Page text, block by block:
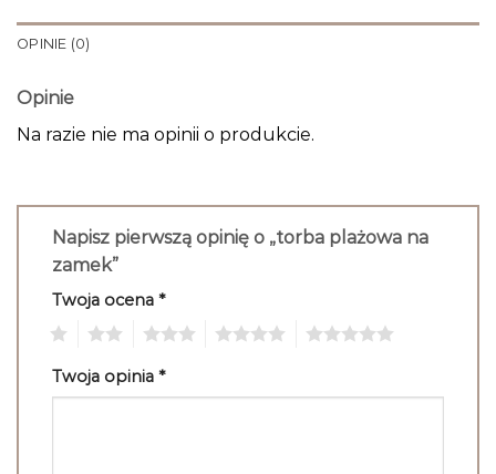
OPINIE (0)
Opinie
Na razie nie ma opinii o produkcie.
Napisz pierwszą opinię o „torba plażowa na
zamek”
Twoja ocena *
Twoja opinia *